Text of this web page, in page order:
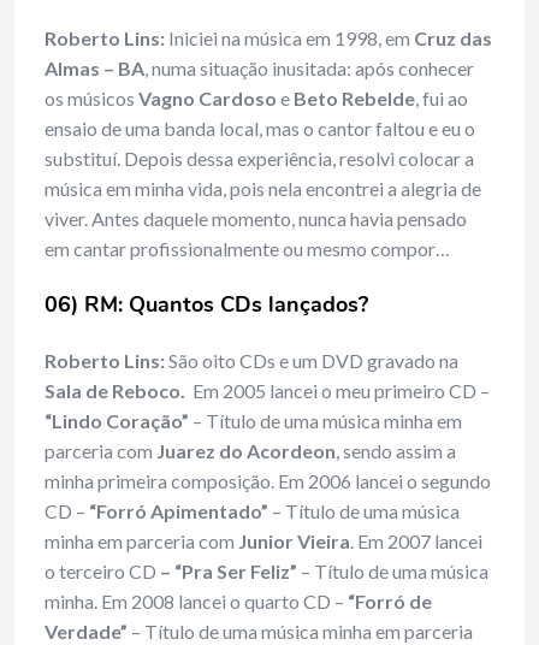
Roberto Lins: Iniciei na música em 1998, em Cruz das
Almas – BA, numa situação inusitada: após conhecer
os músicos Vagno Cardoso e Beto Rebelde, fui ao
ensaio de uma banda local, mas o cantor faltou e eu o
substituí. Depois dessa experiência, resolvi colocar a
música em minha vida, pois nela encontrei a alegria de
viver. Antes daquele momento, nunca havia pensado
em cantar profissionalmente ou mesmo compor…
06) RM: Quantos CDs lançados?
Roberto Lins:São oito CDs e um DVD gravado na
Sala de Reboco. Em 2005 lancei o meu primeiro CD –
“Lindo Coração” – Título de uma música minha em
parceria com Juarez do Acordeon, sendo assim a
minha primeira composição. Em 2006 lancei o segundo
CD – “Forró Apimentado” – Título de uma música
minha em parceria com Junior Vieira. Em 2007 lancei
o terceiro CD – “Pra Ser Feliz” – Título de uma música
minha. Em 2008 lancei o quarto CD – “Forró de
Verdade” – Título de uma música minha em parceria